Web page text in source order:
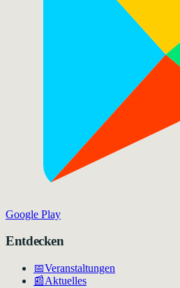
Google Play
Entdecken
📅Veranstaltungen
📰Aktuelles